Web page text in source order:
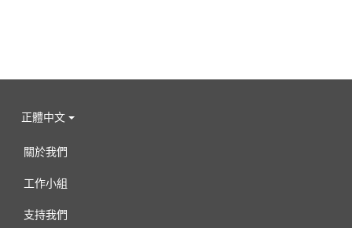
正體中文
關於我們
工作小組
支持我們